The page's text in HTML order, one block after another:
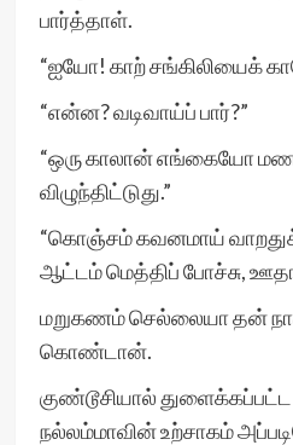
பார்த்தாள்.
“ஐயோ! காற் சங்கிலியைக்
“என்ன? வடிவாய்ப் பார்?”
“ஒரு காலான் எங்கையோ
விழுந்திட்டுது.”
“கொஞ்சம் கவனமாய்
ஆட்டம் மெத்திப் போச்சு,
மறுகணம் செல்லையா தன்
கொண்டான்.
குண்டூசியால்
நல்லம்மாவின் உற்சாகம்